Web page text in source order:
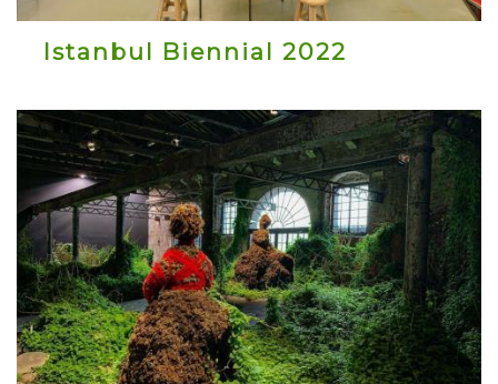
Istanbul Biennial 2022